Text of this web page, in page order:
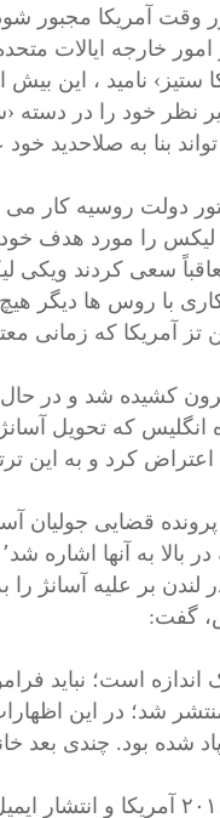
آمریکا مجبور شود
نامید ، این بیش
که افراد زیر نظر خود
بنا به صلاحدید
دولت روسیه کار می
لیکس را مورد هدف خود
سعی کردند
با روس‌ ها دیگر
آمریکا که زمانی
کشیده شد و در
انگلیس که تحویل
کرد و به این
بر علیه آسانژ را
گفت:
اندازه است؛ نباید
هیلاری کلینتون از جولیان آسانژ در سال
شده بود. چندی بعد
به گزارش یاهو نیوز٬ انتخابات